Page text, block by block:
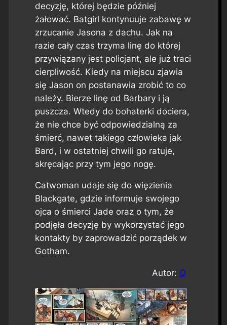
decyzję, której będzie później
żałować. Batgirl kontynuuje zabawę w
zrzucanie Jasona z dachu. Jak na
razie cały czas trzyma linę do której
przywiązany jest policjant, ale już traci
cierpliwość. Kiedy na miejscu zjawia
się Jason on postanawia zrobić to co
należy. Bierze linę od Barbary i ją
puszcza. Wtedy do bohaterki dociera,
że nie chce być odpowiedzialną za
śmierć, nawet takiego człowieka jak
Bard, i w ostatniej chwili go ratuje,
skręcając przy tym jego nogę.
Catwoman udaje się do więzienia
Blackgate, gdzie informuje swojego
ojca o śmierci Jade oraz o tym, że
podjęła decyzję by wykorzystać jego
kontakty by zaprowadzić porządek w
Gotham.
Autor: Q